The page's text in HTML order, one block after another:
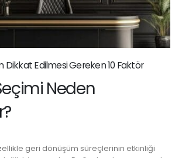
Dikkat Edilmesi Gereken 10 Faktör
Neden
geri dönüşüm süreçlerinin etkinliği